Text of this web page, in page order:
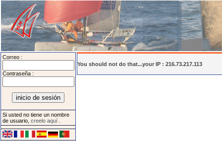
Correo :
Contraseña :
Si usted no tiene un nombre
de usuario, creelo aquí
You should not do that...your IP : 216.73.217.113